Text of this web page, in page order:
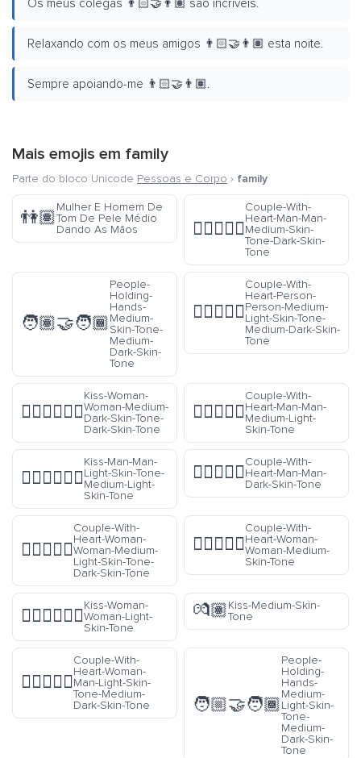
Os meus colegas 👨🏻‍🤝‍👨🏽 são incríveis.
Relaxando com os meus amigos 👨🏻‍🤝‍👨🏽 esta noite.
Sempre apoiando-me 👨🏻‍🤝‍👨🏽.
Mais emojis em family
Parte do bloco Unicode Pessoas e Corpo › family
👫🏽
Mulher E Homem De
Tom De Pele Médio
Dando As Mãos
👨🏽‍❤️‍👨🏿
Couple-With-
Heart-Man-Man-
Medium-Skin-
Tone-Dark-Skin-
Tone
🧑🏽‍🤝‍🧑🏾
People-
Holding-
Hands-
Medium-
Skin-Tone-
Medium-
Dark-Skin-
Tone
🧑🏼‍❤️‍🧑🏾
Couple-With-
Heart-Person-
Person-Medium-
Light-Skin-Tone-
Medium-Dark-Skin-
Tone
👩🏾‍❤️‍💋‍👩🏿
Kiss-Woman-
Woman-Medium-
Dark-Skin-Tone-
Dark-Skin-Tone
👨🏼‍❤️‍👨🏼
Couple-With-
Heart-Man-Man-
Medium-Light-
Skin-Tone
👨🏻‍❤️‍💋‍👨🏼
Kiss-Man-Man-
Light-Skin-Tone-
Medium-Light-
Skin-Tone
👨🏿‍❤️‍👨🏿
Couple-With-
Heart-Man-Man-
Dark-Skin-Tone
👩🏼‍❤️‍👩🏿
Couple-With-
Heart-Woman-
Woman-Medium-
Light-Skin-Tone-
Dark-Skin-Tone
👩🏽‍❤️‍👩🏽
Couple-With-
Heart-Woman-
Woman-Medium-
Skin-Tone
👩🏻‍❤️‍💋‍👩🏻
Kiss-Woman-
Woman-Light-
Skin-Tone
💏🏽Kiss-Medium-Skin-
Tone
👩🏻‍❤️‍👨🏾
Couple-With-
Heart-Woman-
Man-Light-Skin-
Tone-Medium-
Dark-Skin-Tone
🧑🏼‍🤝‍🧑🏾
People-
Holding-
Hands-
Medium-
Light-Skin-
Tone-
Medium-
Dark-Skin-
Tone